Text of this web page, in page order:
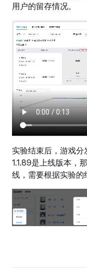
用户的留存情况。
实验结束后，游戏
1.1.89是上线版本，
线，需要根据实验的